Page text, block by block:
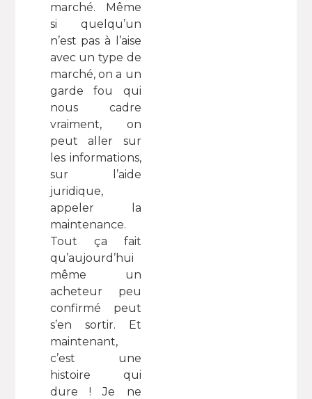
marché. Même
si quelqu’un
n’est pas à l’aise
avec un type de
marché, on a un
garde fou qui
nous cadre
vraiment, on
peut aller sur
les informations,
sur l’aide
juridique,
appeler la
maintenance.
Tout ça fait
qu’aujourd’hui
même un
acheteur peu
confirmé peut
s’en sortir. Et
maintenant,
c’est une
histoire qui
dure ! Je ne